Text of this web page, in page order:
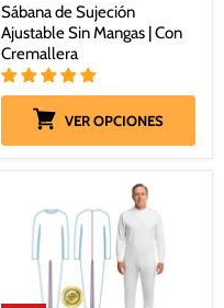
Sábana de Sujeción
Ajustable Sin Mangas | Con
Cremallera
VER OPCIONES